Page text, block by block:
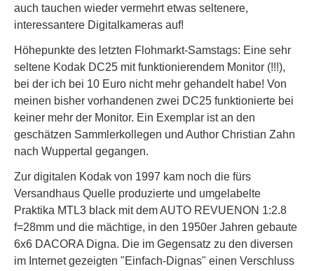
auch tauchen wieder vermehrt etwas seltenere,
interessantere Digitalkameras auf!
Höhepunkte des letzten Flohmarkt-Samstags: Eine sehr
seltene Kodak DC25 mit funktionierendem Monitor (!!!),
bei der ich bei 10 Euro nicht mehr gehandelt habe! Von
meinen bisher vorhandenen zwei DC25 funktionierte bei
keiner mehr der Monitor. Ein Exemplar ist an den
geschätzen Sammlerkollegen und Author Christian Zahn
nach Wuppertal gegangen.
Zur digitalen Kodak von 1997 kam noch die fürs
Versandhaus Quelle produzierte und umgelabelte
Praktika MTL3 black mit dem AUTO REVUENON 1:2.8
f=28mm und die mächtige, in den 1950er Jahren gebaute
6x6 DACORA Digna. Die im Gegensatz zu den diversen
im Internet gezeigten "Einfach-Dignas" einen Verschluss